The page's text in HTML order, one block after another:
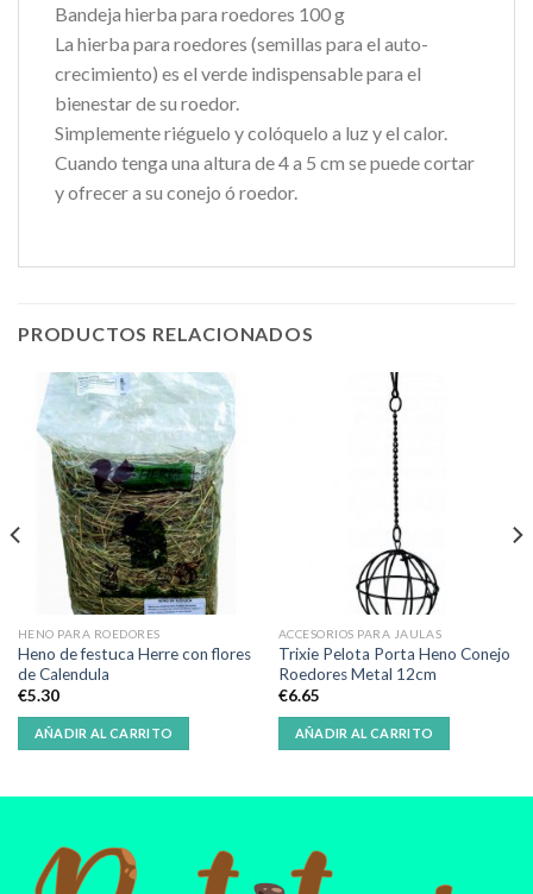
Bandeja hierba para roedores 100 g
La hierba para roedores (semillas para el auto-
crecimiento) es el verde indispensable para el
bienestar de su roedor.
Simplemente riéguelo y colóquelo a luz y el calor.
Cuando tenga una altura de 4 a 5 cm se puede cortar
y ofrecer a su conejo ó roedor.
PRODUCTOS RELACIONADOS
HENO PARA ROEDORES
Heno de festuca Herre con flores
de Calendula
€5.30
AÑADIR AL CARRITO
ACCESORIOS PARA JAULAS
Trixie Pelota Porta Heno Conejo
Roedores Metal 12cm
€6.65
AÑADIR AL CARRITO